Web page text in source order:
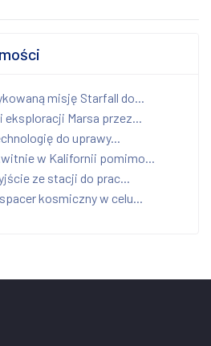
misję Starfall do...
eksploracji Marsa przez...
do uprawy...
w Kalifornii pomimo...
ze stacji do prac...
kosmiczny w celu...